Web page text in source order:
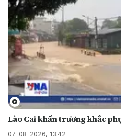
Lào Cai khẩn trương khắc
07-08-2026, 13:42